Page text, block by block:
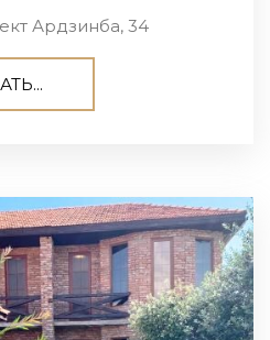
Ардзинба, 34